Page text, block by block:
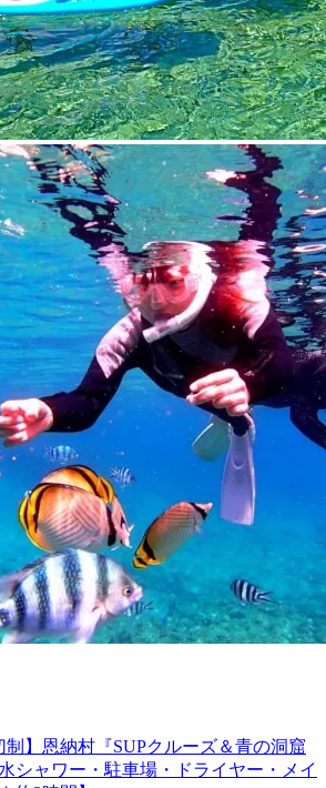
制】恩納村『SUPクルーズ＆青の洞窟
シャワー・駐車場・ドライヤー・メイ